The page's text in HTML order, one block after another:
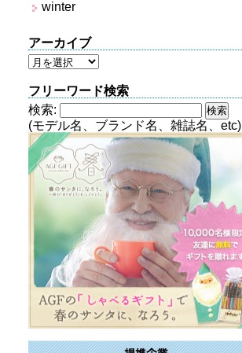
winter
アーカイブ
フリーワード検索
検索:
(モデル名、ブランド名、雑誌名、etc)